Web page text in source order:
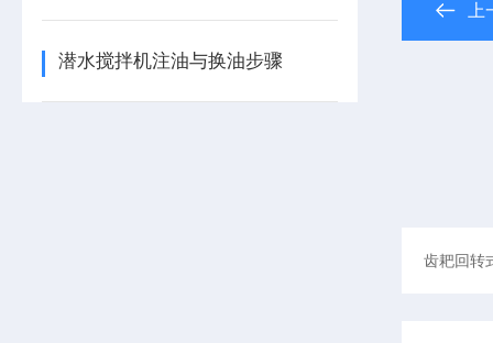
潜水搅拌机注油与换油步骤